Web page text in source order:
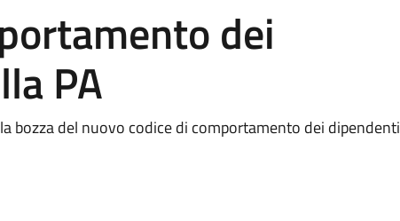
dei
PA
bozza del nuovo codice di comportamento dei dipendenti